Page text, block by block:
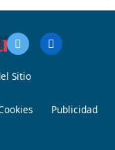
Sitio
Publicidad